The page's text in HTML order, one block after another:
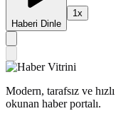
Haberi Dinle
1x
Modern, tarafsız ve
okunan haber portalı.